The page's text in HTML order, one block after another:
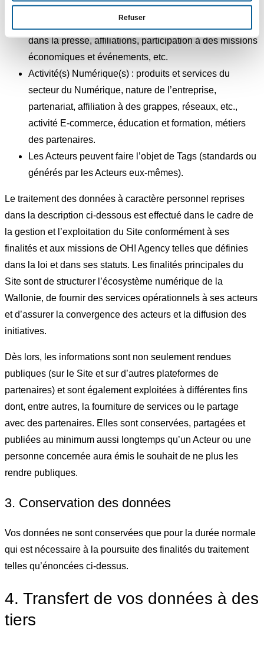
Refuser
etc.
dans la presse, affiliations, participation à des missions
économiques et événements, etc.
Activité(s) Numérique(s) : produits et services du
secteur du Numérique, nature de l’entreprise,
partenariat, affiliation à des grappes, réseaux, etc.,
activité E-commerce, éducation et formation, métiers
des partenaires.
Les Acteurs peuvent faire l’objet de Tags (standards ou
générés par les Acteurs eux-mêmes).
Le traitement des données à caractère personnel reprises
dans la description ci-dessous est effectué dans le cadre de
la gestion et l’exploitation du Site conformément à ses
finalités et aux missions de OH! Agency telles que définies
dans la loi et dans ses statuts. Les finalités principales du
Site sont de structurer l’écosystème numérique de la
Wallonie, de fournir des services opérationnels à ses acteurs
et d’assurer la convergence des acteurs et la diffusion des
initiatives.
Dès lors, les informations sont non seulement rendues
publiques (sur le Site et sur d’autres plateformes de
partenaires) et sont également exploitées à différentes fins
dont, entre autres, la fourniture de services ou le partage
avec des partenaires. Elles sont conservées, partagées et
publiées au minimum aussi longtemps qu’un Acteur ou une
personne concernée aura émis le souhait de ne plus les
rendre publiques.
3. Conservation des données
Vos données ne sont conservées que pour la durée normale
qui est nécessaire à la poursuite des finalités du traitement
telles qu’énoncées ci-dessus.
4. Transfert de vos données à des
tiers